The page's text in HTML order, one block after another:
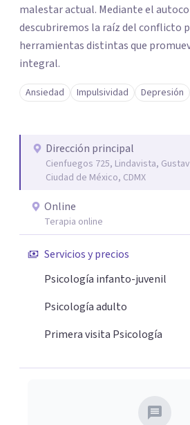
malestar actual. Mediante el
descubriremos la raíz del conflicto
herramientas distintas que
integral.
Ansiedad Impulsividad Depresión
Dirección principal
Cienfuegos 725, Lindavista,
Ciudad de México, CDMX
Online
Terapia online
Servicios y precios
Psicología infanto-juvenil
Psicología adulto
Primera visita Psicología